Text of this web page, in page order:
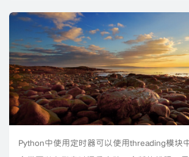
Python中使用定时器可以使用threading模块